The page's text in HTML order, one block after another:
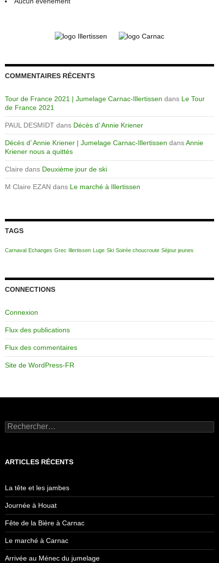
COMMENTAIRES RÉCENTS
Tour de France 2021 | Jumelage Carnac-Illertissen dans Le Tour
de France 2021
PAUL DESMIDT dans Décès d’ Annie Kriener
Décès d’ Annie Kriener | Jumelage Carnac-Illertissen dansAnnie
Kriener nous a quittés
Claire dans Deuxième jour de ski
M Claire EZAN dans Le marché à Illertissen
TAGS
Carnaval Echanges Grec Illertissen Luge Ski Soirée choucroute Séjour jeunes
CONNECTIONS
Connexion
Flux des publications
Flux des commentaires
Site de WordPress-FR
Rechercher :
ARTICLES RÉCENTS
La tête et les jambes
Journée à Houat
Fête de la Bière à Carnac
Le marché à Carnac
Arrivée au Ménec du jumelage